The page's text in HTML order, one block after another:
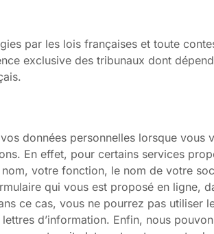
par les lois françaises et toute
exclusive des tribunaux dont
données personnelles lorsque vous
En effet, pour certains services
votre fonction, le nom de votre
qui vous est proposé en ligne,
ce cas, vous ne pourrez pas utiliser
d’information. Enfin, nous